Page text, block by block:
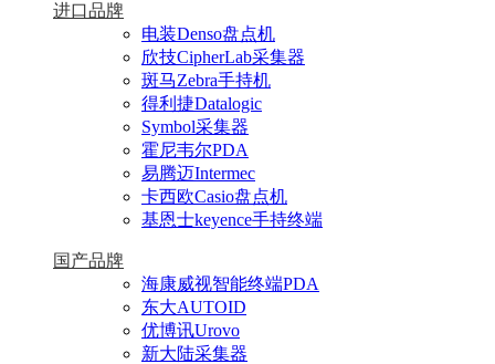
进口品牌
电装Denso盘点机
欣技CipherLab采集器
斑马Zebra手持机
得利捷Datalogic
Symbol采集器
霍尼韦尔PDA
易腾迈Intermec
卡西欧Casio盘点机
基恩士keyence手持终端
国产品牌
海康威视智能终端PDA
东大AUTOID
优博讯Urovo
新大陆采集器